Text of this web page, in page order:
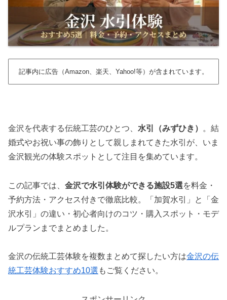
記事内に広告（Amazon、楽天、Yahoo!等）が含まれています。
金沢を代表する伝統工芸のひとつ、 水引（みずひき）
。結
婚式やお祝い事の飾りとして親しまれてきた水引が、いま
金沢観光の体験スポットとして注目を集めています。
この記事では、 金沢で水引体験ができる施設5選を料金・
予約方法・アクセス付きで徹底比較。「加賀水引」と「金
沢水引」の違い・初心者向けのコツ・購入スポット・モデ
ルプランまでまとめました。
金沢の伝統工芸体験を複数まとめて探したい方は金沢の伝
統工芸体験おすすめ10選 もご覧ください。